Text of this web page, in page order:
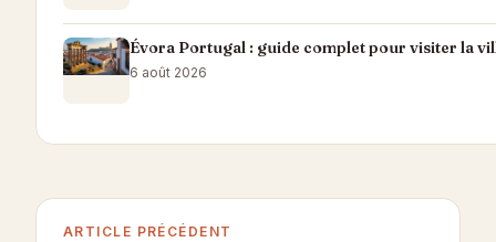
Évora Portugal : guide complet pour visiter la
6 août 2026
ARTICLE PRÉCÉDENT